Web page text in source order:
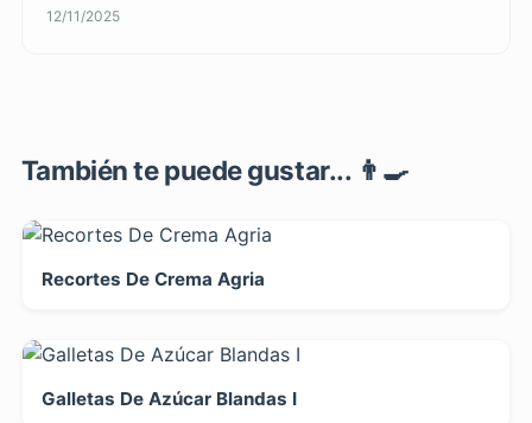
12/11/2025
También te puede gustar... 👨‍🍳
Recortes De Crema Agria
Galletas De Azúcar Blandas I